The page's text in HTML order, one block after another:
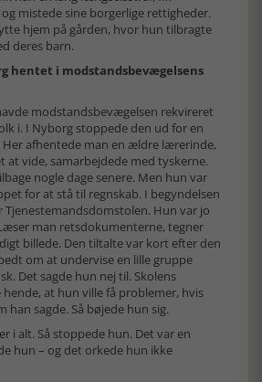
mistede sine borgerlige rettigheder.
hjem på gården, hvor hun tilbragte
deres barn.
hentet i modstandsbevægelsens
modstandsbevægelsen rekvireret
i. I Nyborg stoppede den ud for en
Her afhentede man en ældre lærerinde,
at vide, samarbejdede med tyskerne.
nogle dage senere. Men hun var
for at stå til regnskab. I begyndelsen
Tjenestemandsdomstolen. Hun var jo
man retsdokumenterne, tegner
billede. Den tiltalte var kort efter den
om at undervise en lille gruppe
Det sagde hun nej til. Skolens
at hun ville få problemer, hvis
han sagde. Så bøjede hun sig.
i alt. Så stoppede hun. Det var en
hun – og det orkede hun ikke